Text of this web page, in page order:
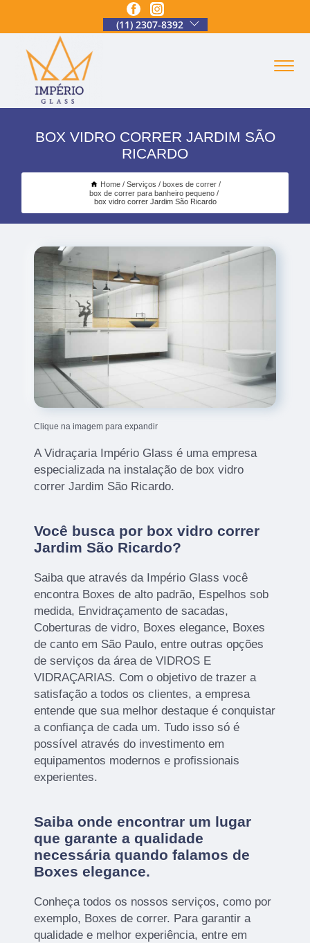
(11) 2307-8392
BOX VIDRO CORRER JARDIM SÃO
RICARDO
Home Serviços
boxes de correr
box de correr para banheiro pequeno
box vidro correr Jardim São Ricardo
Clique na imagem para expandir
A Vidraçaria Império Glass é uma empresa
especializada na instalação de box vidro
correr Jardim São Ricardo.
Você busca por box vidro correr
Jardim São Ricardo?
Saiba que através da Império Glass você
encontra Boxes de alto padrão, Espelhos sob
medida, Envidraçamento de sacadas,
Coberturas de vidro, Boxes elegance, Boxes
de canto em São Paulo, entre outras opções
de serviços da área de VIDROS E
VIDRAÇARIAS. Com o objetivo de trazer a
satisfação a todos os clientes, a empresa
entende que sua melhor destaque é conquistar
a confiança de cada um. Tudo isso só é
possível através do investimento em
equipamentos modernos e profissionais
experientes.
Saiba onde encontrar um lugar
que garante a qualidade
necessária quando falamos de
Boxes elegance.
Conheça todos os nossos serviços, como por
exemplo, Boxes de correr. Para garantir a
qualidade e melhor experiência, entre em